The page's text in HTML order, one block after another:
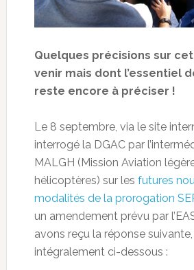
Quelques précisions sur
venir mais dont l’essentiel
reste encore à préciser !
Le 8 septembre, via le site
interrogé la DGAC par
MALGH (Mission Aviation
hélicoptères) sur les futures
modalités de la prorogation
un amendement prévu par
avons reçu la réponse
intégralement ci-dessous :